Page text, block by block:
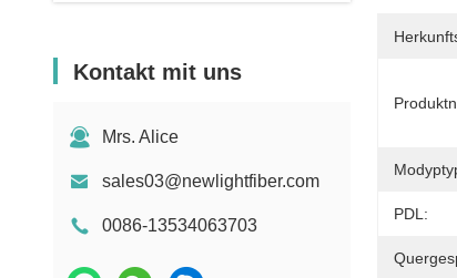
Rj45 Patch Panel
Drohnen mit Glasfaser
Schalter und Steckdose
Kontakt mit uns
Mrs. Alice
sales03@newlightfiber.com
0086-13534063703
PDL: